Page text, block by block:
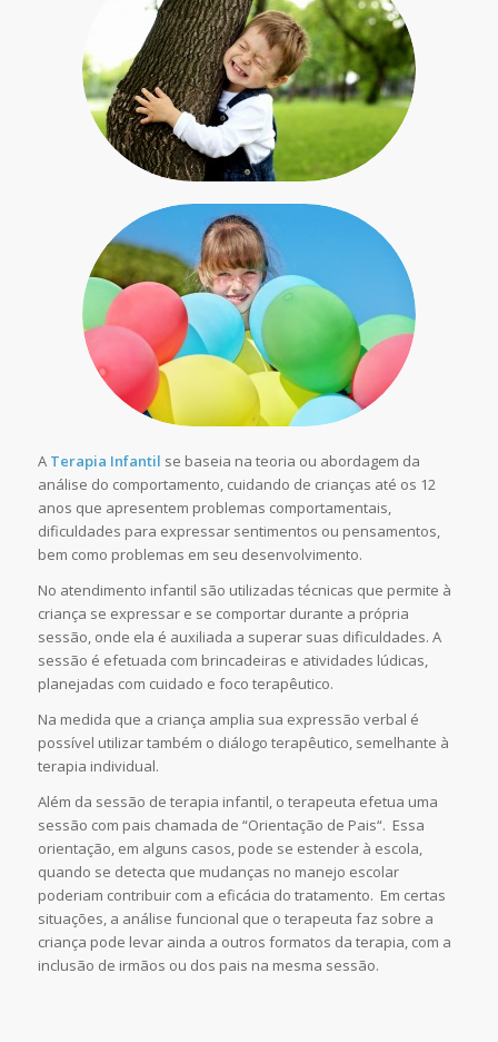
A Terapia Infantil se baseia na teoria ou abordagem da
análise do comportamento, cuidando de crianças até os 12
anos que apresentem problemas comportamentais,
dificuldades para expressar sentimentos ou pensamentos,
bem como problemas em seu desenvolvimento.
No atendimento infantil são utilizadas técnicas que permite à
criança se expressar e se comportar durante a própria
sessão, onde ela é auxiliada a superar suas dificuldades. A
sessão é efetuada com brincadeiras e atividades lúdicas,
planejadas com cuidado e foco terapêutico.
Na medida que a criança amplia sua expressão verbal é
possível utilizar também o diálogo terapêutico, semelhante à
terapia individual.
Além da sessão de terapia infantil, o terapeuta efetua uma
sessão com pais chamada de “Orientação de Pais“. Essa
orientação, em alguns casos, pode se estender à escola,
quando se detecta que mudanças no manejo escolar
poderiam contribuir com a eficácia do tratamento. Em certas
situações, a análise funcional que o terapeuta faz sobre a
criança pode levar ainda a outros formatos da terapia, com a
inclusão de irmãos ou dos pais na mesma sessão.